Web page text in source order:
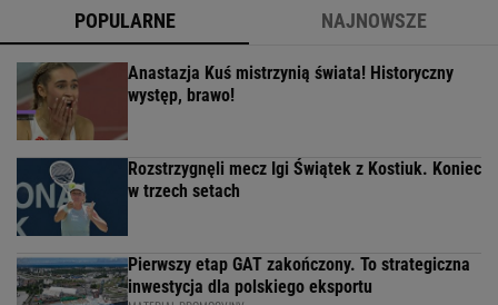
POPULARNE NAJNOWSZE
Anastazja Kuś mistrzynią świata! Historyczny
występ, brawo!
Rozstrzygnęli mecz Igi Świątek z Kostiuk. Koniec
w trzech setach
Pierwszy etap GAT zakończony. To strategiczna
inwestycja dla polskiego eksportu